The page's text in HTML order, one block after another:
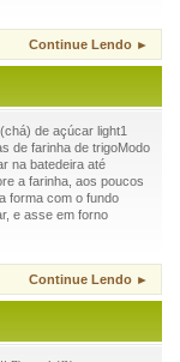
Continue Lendo ►
de açúcar light1
de farinha de trigoModo
na batedeira até
a farinha, aos poucos
forma com o fundo
e asse em forno
Continue Lendo ►